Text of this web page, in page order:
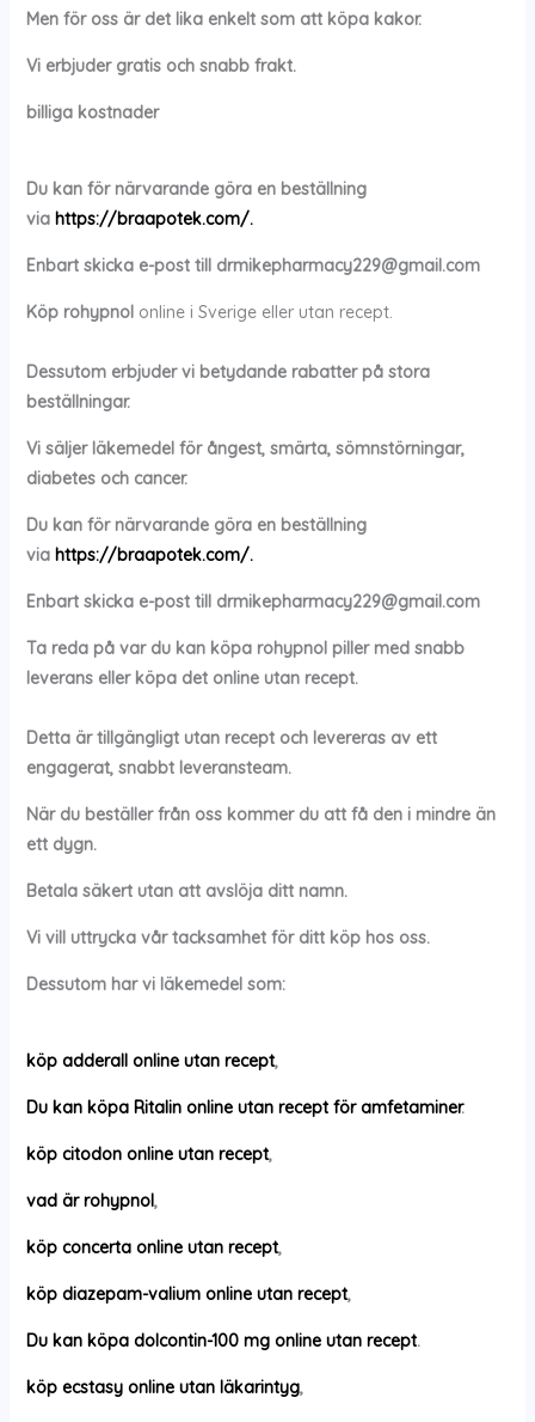
Men för oss är det lika enkelt som att köpa kakor.
Vi erbjuder gratis och snabb frakt.
billiga kostnader
Du kan för närvarande göra en beställning
via https://braapotek.com/.
Enbart skicka e-post till drmikepharmacy229@gmail.com
Köp rohypnolonline i Sverige eller utan recept.
Dessutom erbjuder vi betydande rabatter på stora
beställningar.
Vi säljer läkemedel för ångest, smärta, sömnstörningar,
diabetes och cancer.
Du kan för närvarande göra en beställning
via https://braapotek.com/.
Enbart skicka e-post till drmikepharmacy229@gmail.com
Ta reda på var du kan köpa rohypnol piller med snabb
leverans eller köpa det online utan recept.
Detta är tillgängligt utan recept och levereras av ett
engagerat, snabbt leveransteam.
När du beställer från oss kommer du att få den i mindre än
ett dygn.
Betala säkert utan att avslöja ditt namn.
Vi vill uttrycka vår tacksamhet för ditt köp hos oss.
Dessutom har vi läkemedel som:
köp adderall online utan recept,
Du kan köpa Ritalin online utan recept för amfetaminer.
köp citodon online utan recept,
vad är rohypnol,
köp concerta online utan recept,
köp diazepam-valium online utan recept,
Du kan köpa dolcontin-100 mg online utan recept.
köp ecstasy online utan läkarintyg,